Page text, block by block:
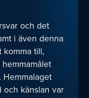
och det
i även denna
komma till,
och känslan var